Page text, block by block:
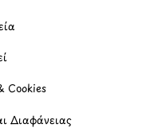
Cookies
Διαφάνειας